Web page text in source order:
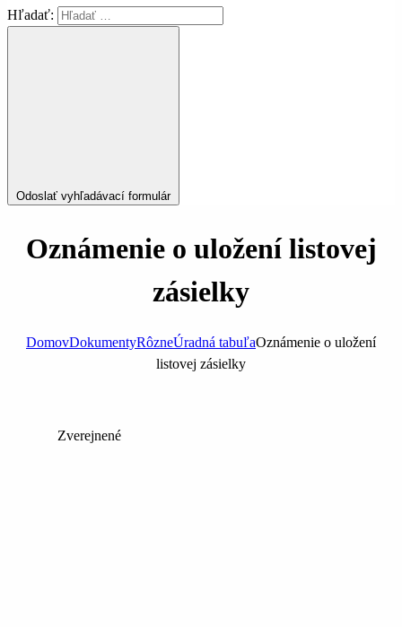
Hľadať:
Odoslať vyhľadávací formulár
Oznámenie o uložení listovej
zásielky
DomovDokumentyRôzneÚradná tabuľaOznámenie o uložení
listovej zásielky
Zverejnené